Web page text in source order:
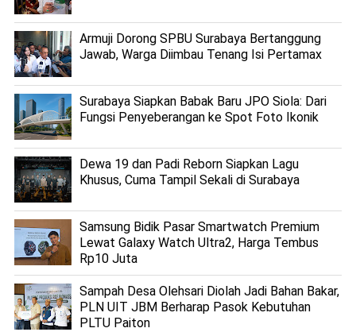
Armuji Dorong SPBU Surabaya Bertanggung
Jawab, Warga Diimbau Tenang Isi Pertamax
Surabaya Siapkan Babak Baru JPO Siola: Dari
Fungsi Penyeberangan ke Spot Foto Ikonik
Dewa 19 dan Padi Reborn Siapkan Lagu
Khusus, Cuma Tampil Sekali di Surabaya
Samsung Bidik Pasar Smartwatch Premium
Lewat Galaxy Watch Ultra2, Harga Tembus
Rp10 Juta
Sampah Desa Olehsari Diolah Jadi Bahan Bakar,
PLN UIT JBM Berharap Pasok Kebutuhan
PLTU Paiton